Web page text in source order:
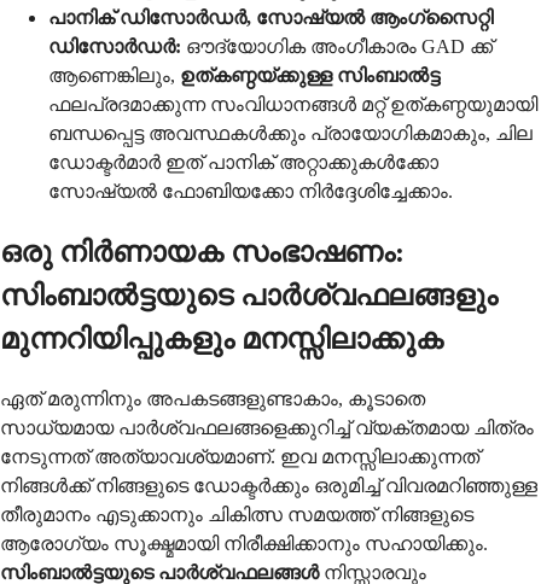
പാനിക് ഡിസോർഡർ, സോഷ്യൽ ആംഗ്സൈറ്റി
ഡിസോർഡർ: ഔദ്യോഗിക അംഗീകാരം GAD ക്ക്
ആണെങ്കിലും, ഉത്കണ്ഠയ്ക്കുള്ള സിംബാൽട്ട
ഫലപ്രദമാക്കുന്ന സംവിധാനങ്ങൾ മറ്റ് ഉത്കണ്ഠയുമായി
ബന്ധപ്പെട്ട അവസ്ഥകൾക്കും പ്രായോഗികമാകും, ചില
ഡോക്ടർമാർ ഇത് പാനിക് അറ്റാക്കുകൾക്കോ
സോഷ്യൽ ഫോബിയക്കോ നിർദ്ദേശിച്ചേക്കാം.
ഒരു നിർണായക സംഭാഷണം:
സിംബാൽട്ടയുടെ പാർശ്വഫലങ്ങളും
മുന്നറിയിപ്പുകളും മനസ്സിലാക്കുക
ഏത് മരുന്നിനും അപകടങ്ങളുണ്ടാകാം, കൂടാതെ
സാധ്യമായ പാർശ്വഫലങ്ങളെക്കുറിച്ച് വ്യക്തമായ ചിത്രം
നേടുന്നത് അത്യാവശ്യമാണ്. ഇവ മനസ്സിലാക്കുന്നത്
നിങ്ങൾക്ക് നിങ്ങളുടെ ഡോക്ടർക്കും ഒരുമിച്ച് വിവരമറിഞ്ഞുള്ള
തീരുമാനം എടുക്കാനും ചികിത്സ സമയത്ത് നിങ്ങളുടെ
ആരോഗ്യം സൂക്ഷ്മമായി നിരീക്ഷിക്കാനും സഹായിക്കും.
സിംബാൽട്ടയുടെ പാർശ്വഫലങ്ങൾനിസ്സാരവും